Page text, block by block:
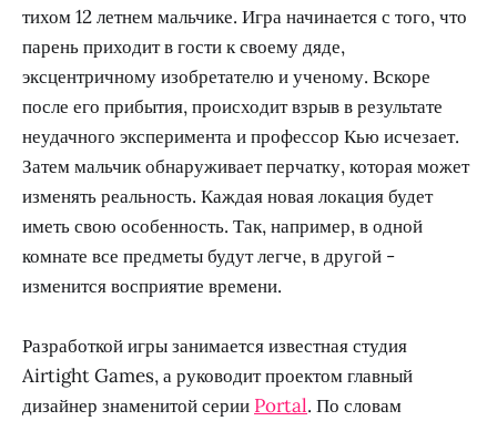
тихом 12 летнем мальчике. Игра начинается с того, что
парень приходит в гости к своему дяде,
эксцентричному изобретателю и ученому. Вскоре
после его прибытия, происходит взрыв в результате
неудачного эксперимента и профессор Кью исчезает.
Затем мальчик обнаруживает перчатку, которая может
изменять реальность. Каждая новая локация будет
иметь свою особенность. Так, например, в одной
комнате все предметы будут легче, в другой -
изменится восприятие времени.
Разработкой игры занимается известная студия
Airtight Games, а руководит проектом главный
дизайнер знаменитой серии Portal. По словам